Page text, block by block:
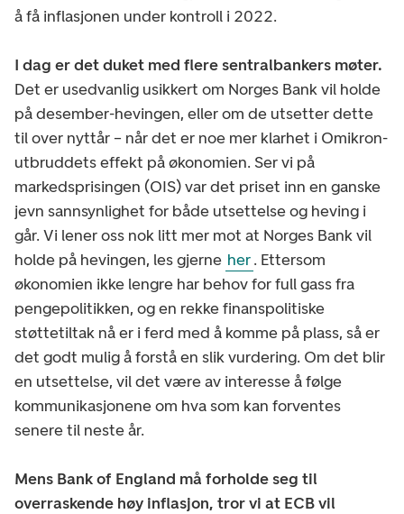
å få inflasjonen under kontroll i 2022.
I dag er det duket med flere sentralbankers møter.
Det er usedvanlig usikkert om Norges Bank vil holde
på desember-hevingen, eller om de utsetter dette
til over nyttår – når det er noe mer klarhet i Omikron-
utbruddets effekt på økonomien. Ser vi på
markedsprisingen (OIS) var det priset inn en ganske
jevn sannsynlighet for både utsettelse og heving i
går. Vi lener oss nok litt mer mot at Norges Bank vil
holde på hevingen, les gjerne her. Ettersom
økonomien ikke lengre har behov for full gass fra
pengepolitikken, og en rekke finanspolitiske
støttetiltak nå er i ferd med å komme på plass, så er
det godt mulig å forstå en slik vurdering. Om det blir
en utsettelse, vil det være av interesse å følge
kommunikasjonene om hva som kan forventes
senere til neste år.
Mens Bank of England må forholde seg til
overraskende høy inflasjon, tror vi at ECB vil